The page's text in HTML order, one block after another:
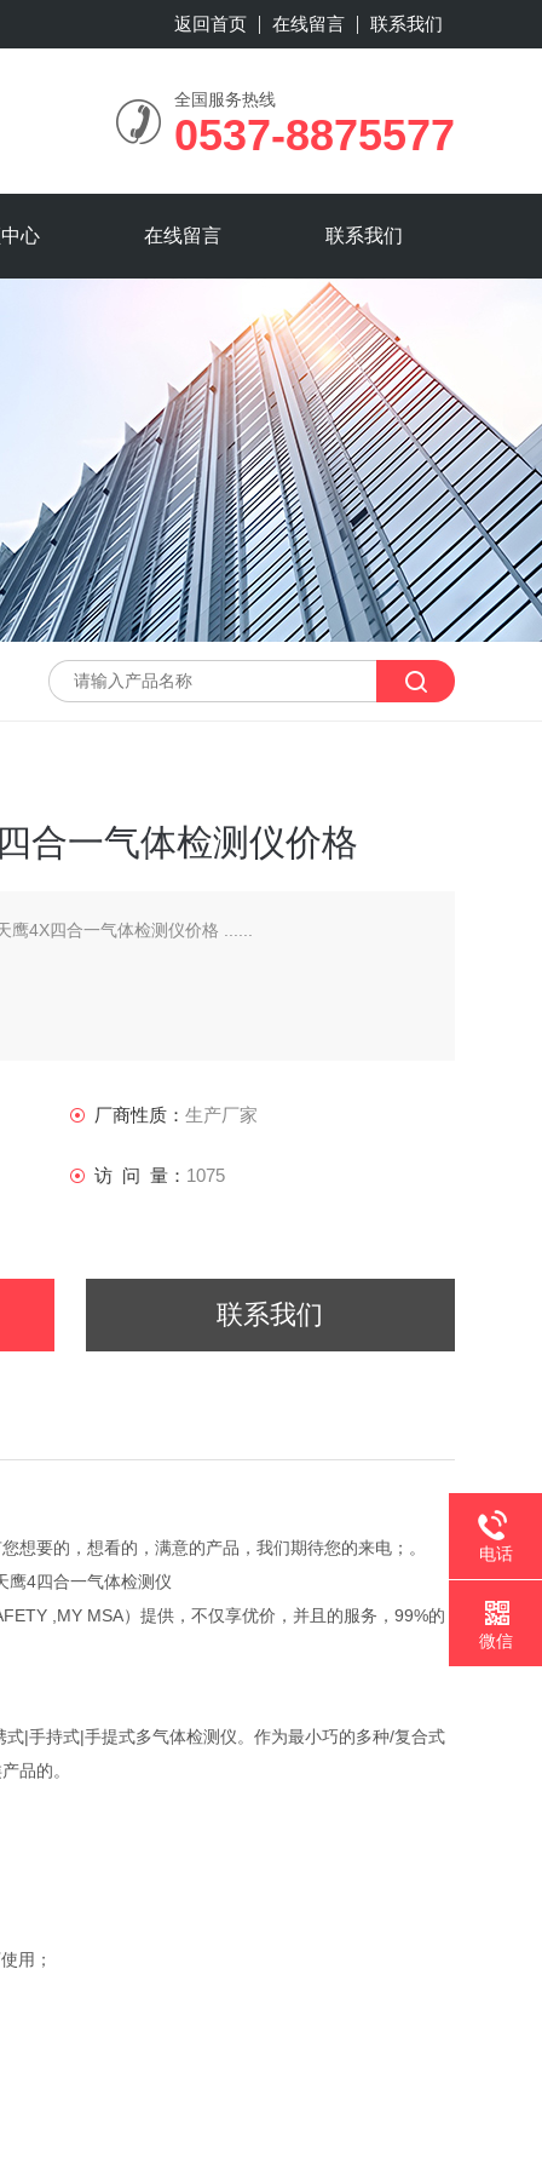
返回首页 在线留言 联系我们
全国服务热线
0537-8875577
心 在线留言 联系我们
合一气体检测仪价格
4X四合一气体检测仪价格 ......
厂商性质： 生产厂家
访 问 量： 1075
联系我们
想要的，想看的，满意的产品，我们期待您的来电；。
鹰4四合一气体检测仪
,MY MSA）提供，不仅享优价，并且的服务，99%的
|手持式|手提式多气体检测仪。作为最小巧的多种/复合式
品的。
用；
电话
微信